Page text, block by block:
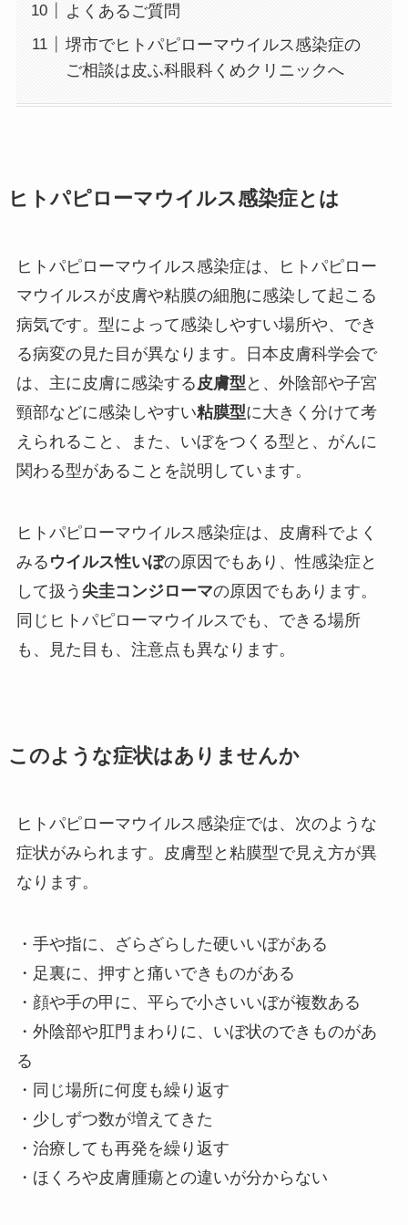
よくあるご質問
堺市でヒトパピローマウイルス感染症の
ご相談は皮ふ科眼科くめクリニックへ
ヒトパピローマウイルス感染症とは
ヒトパピローマウイルス感染症は、ヒトパピロー
マウイルスが皮膚や粘膜の細胞に感染して起こる
病気です。型によって感染しやすい場所や、でき
る病変の見た目が異なります。日本皮膚科学会で
は、主に皮膚に感染する皮膚型 と、外陰部や子宮
頸部などに感染しやすい粘膜型に大きく分けて考
えられること、また、いぼをつくる型と、がんに
関わる型があることを説明しています。
ヒトパピローマウイルス感染症は、皮膚科でよく
みる ウイルス性いぼの原因でもあり、性感染症と
して扱う 尖圭コンジローマの原因でもあります。
同じヒトパピローマウイルスでも、できる場所
も、見た目も、注意点も異なります。
このような症状はありませんか
ヒトパピローマウイルス感染症では、次のような
症状がみられます。皮膚型と粘膜型で見え方が異
なります。
・手や指に、ざらざらした硬いいぼがある
・足裏に、押すと痛いできものがある
・顔や手の甲に、平らで小さいいぼが複数ある
・外陰部や肛門まわりに、いぼ状のできものがあ
る
・同じ場所に何度も繰り返す
・少しずつ数が増えてきた
・治療しても再発を繰り返す
・ほくろや皮膚腫瘍との違いが分からない